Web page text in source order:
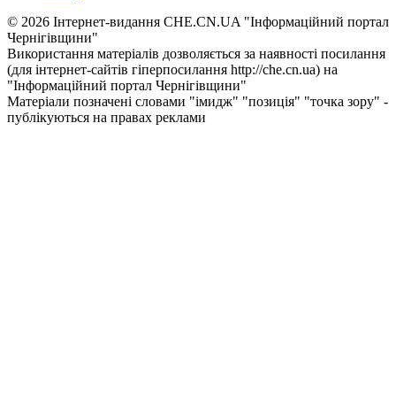
© 2026 Інтернет-видання CHE.CN.UA "Інформаційний портал
Чернiгiвщини"
Використання матеріалів дозволяється за наявності посилання
(для інтернет-сайтів гіперпосилання http://che.cn.ua) на
"Інформаційний портал Чернiгiвщини"
Матеріали позначені словами "імидж" "позиція" "точка зору" -
публікуються на правах реклами